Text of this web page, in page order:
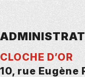
CLOCHE D’OR
10, rue Eugène